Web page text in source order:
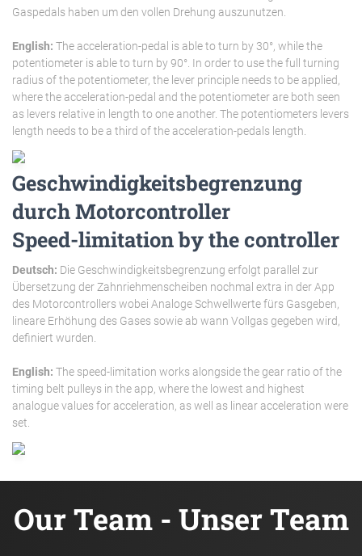
Gaspedals haben um den vollen Drehung auszunutzen.
English: The acceleration-pedal is able to turn by 30°, while the
potentiometer is able to turn by 90°. In order to use the full turning
radius of the potentiometer, the lever principle needs to be applied,
where the acceleration-pedal and the potentiometer are both seen
as levers relative in length to one another. The potentiometers levers
length needs to be a third of the acceleration-pedals length.
Geschwindigkeitsbegrenzung
durch Motorcontroller
Speed-limitation by the controller
Deutsch: Die Geschwindigkeitsbegrenzung erfolgt parallel zur
Übersetzung der Zahnriehmenscheiben nochmal extra in der App
des Motorcontrollers wobei Analoge Schwellwerte fürs Gasgeben,
lineare Erhöhung des Gases sowie ab wann Vollgas gegeben wird,
definiert wurden.
English: The speed-limitation works alongside the gear ratio of the
timing belt pulleys in the app, where the lowest and highest
analogue values for acceleration, as well as linear acceleration were
set.
Our Team - Unser Team